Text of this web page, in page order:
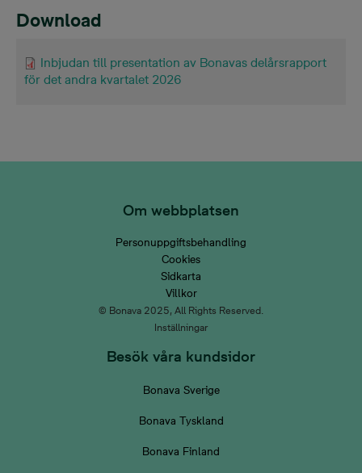
Download
Inbjudan till presentation av Bonavas delårsrapport
för det andra kvartalet 2026
Om webbplatsen
Personuppgiftsbehandling
Cookies
Sidkarta
Villkor
© Bonava 2025, All Rights Reserved.
Inställningar
Besök våra kundsidor
Bonava Sverige
Bonava Tyskland
Bonava Finland